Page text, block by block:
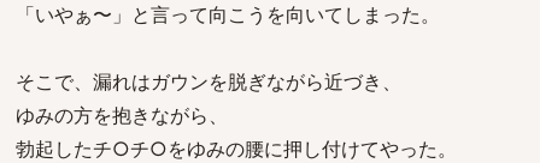
「いやぁ〜」と言って向こうを向いてしまった。
そこで、漏れはガウンを脱ぎながら近づき、
ゆみの方を抱きながら、
勃起したチ○チ○をゆみの腰に押し付けてやった。